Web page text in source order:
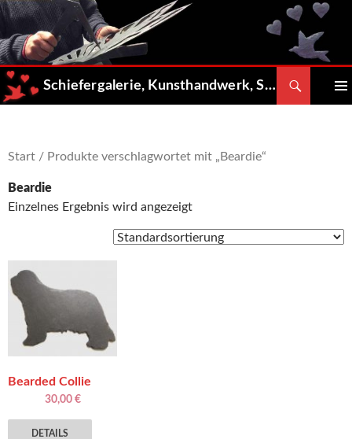
Zum
springen
Schiefergalerie, Kunsthandwerk, Shop
Suchen
Start / Produkte verschlagwortet mit „Beardie“
Beardie
Einzelnes Ergebnis wird angezeigt
Bearded Collie
30,00 €
DETAILS